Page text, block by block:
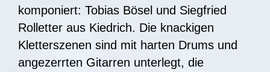
komponiert: Tobias Bösel und Siegfried
Rolletter aus Kiedrich. Die knackigen
Kletterszenen sind mit harten Drums und
angezerrten Gitarren unterlegt, die